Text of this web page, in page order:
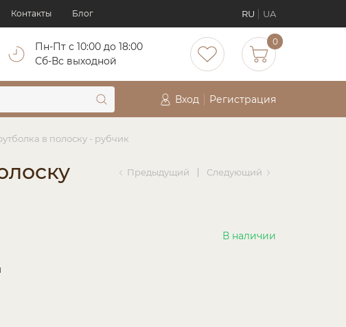
Контакты Блог RU UA
Пн-Пт с 10:00 до 18:00
Сб-Вс выходной
0
Вход Регистрация
в полоску - рубчик
Предыдущий Следующий
В наличии